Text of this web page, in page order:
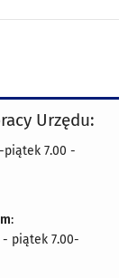
Urzędu:
piątek 7.00 -
:
- piątek 7.00-